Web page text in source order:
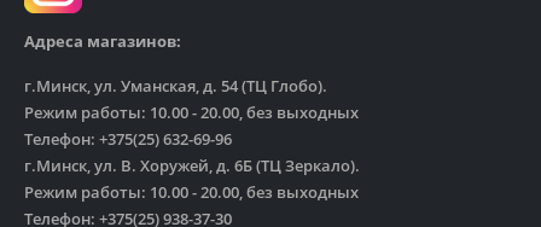
Адреса магазинов:
г.Минск, ул. Уманская, д. 54 (ТЦ Глобо).
Режим работы: 10.00 - 20.00, без выходных
Телефон: +375(25) 632-69-96
г.Минск, ул. В. Хоружей, д. 6Б (ТЦ Зеркало).
Режим работы: 10.00 - 20.00, без выходных
Телефон: +375(25) 938-37-30